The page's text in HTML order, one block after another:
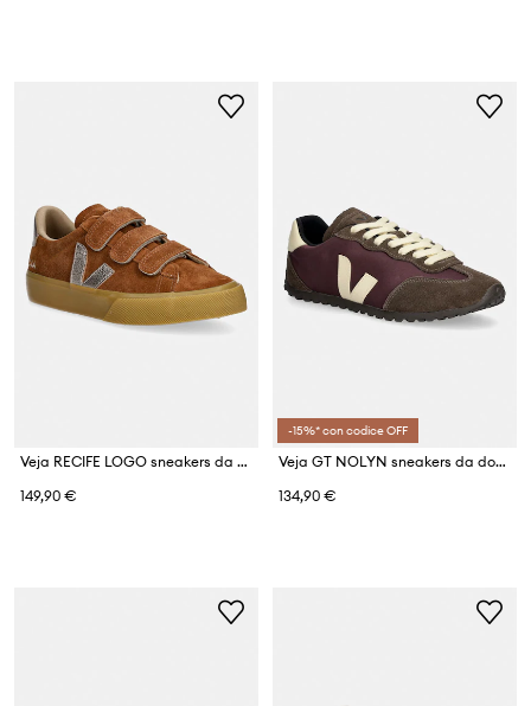
Veja RECIFE LOGO sneakers da donna in scamoscio
149,90 €
-15%* con codice OFF
Veja GT NOLYN sneakers da donna
134,90 €